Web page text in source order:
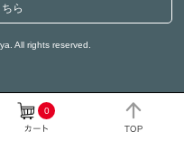
0
ら
All rights reserved.